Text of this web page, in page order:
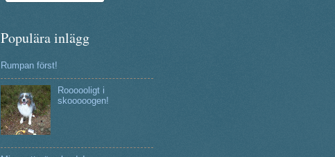
Populära inlägg
Rumpan först!
Roooooligt i
skooooogen!